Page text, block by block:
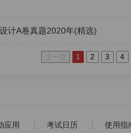
计A卷真题2020年(精选)
1 2 3 4
应用 考试日历 使用指